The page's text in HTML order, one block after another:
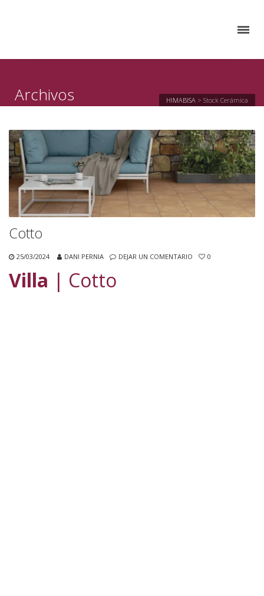
Archivos HIMABISA > Stock Cerámica
Cotto
25/03/2024 DANI PERNIA DEJAR UN COMENTARIO 0
Villa | Cotto